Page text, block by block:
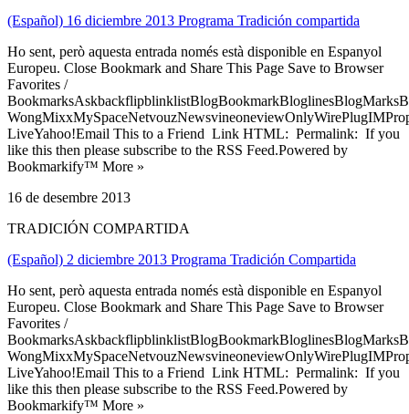
(Español) 16 diciembre 2013 Programa Tradición compartida
Ho sent, però aquesta entrada només està disponible en Espanyol
Europeu. Close Bookmark and Share This Page Save to Browser
Favorites /
LiveYahoo!Email This to a Friend Link HTML: Permalink: If you
like this then please subscribe to the RSS Feed.Powered by
Bookmarkify™ More »
16 de desembre 2013
TRADICIÓN COMPARTIDA
(Español) 2 diciembre 2013 Programa Tradición Compartida
Ho sent, però aquesta entrada només està disponible en Espanyol
Europeu. Close Bookmark and Share This Page Save to Browser
Favorites /
LiveYahoo!Email This to a Friend Link HTML: Permalink: If you
like this then please subscribe to the RSS Feed.Powered by
Bookmarkify™ More »